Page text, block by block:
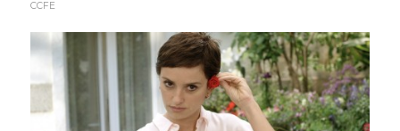
CCFE